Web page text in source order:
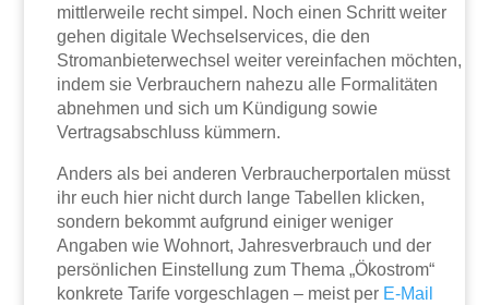
mittlerweile recht simpel. Noch einen Schritt weiter
gehen digitale Wechselservices, die den
Stromanbieterwechsel weiter vereinfachen möchten,
indem sie Verbrauchern nahezu alle Formalitäten
abnehmen und sich um Kündigung sowie
Vertragsabschluss kümmern.
Anders als bei anderen Verbraucherportalen müsst
ihr euch hier nicht durch lange Tabellen klicken,
sondern bekommt aufgrund einiger weniger
Angaben wie Wohnort, Jahresverbrauch und der
persönlichen Einstellung zum Thema „Ökostrom“
konkrete Tarife vorgeschlagen – meist per E-Mail